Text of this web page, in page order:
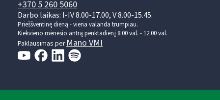
+370 5 260 5060
Darbo laikas: I-IV 8.00-17.00, V 8.00-15.45.
Prieššventinę dieną - viena valanda trumpiau.
Kiekvieno mėnesio antrą penktadienį 8.00 val. - 12.00 val.
Paklausimas per Mano VMI